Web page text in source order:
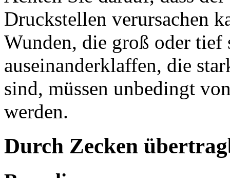
Druckstellen verursachen
Wunden, die groß oder tief
auseinanderklaffen, die
sind, müssen unbedingt
werden.
Durch Zecken